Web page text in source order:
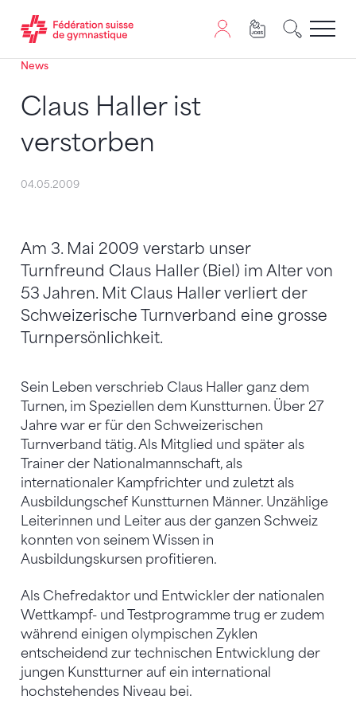
Passer au contenu
Naviguer vers le plan du siten
JavaScript est nécessaire pour naviguer sur ce site.
News
Claus Haller ist
verstorben
04.05.2009
Am 3. Mai 2009 verstarb unser
Turnfreund Claus Haller (Biel) im Alter von
53 Jahren. Mit Claus Haller verliert der
Schweizerische Turnverband eine grosse
Turnpersönlichkeit.
Sein Leben verschrieb Claus Haller ganz dem
Turnen, im Speziellen dem Kunstturnen. Über 27
Jahre war er für den Schweizerischen
Turnverband tätig. Als Mitglied und später als
Trainer der Nationalmannschaft, als
internationaler Kampfrichter und zuletzt als
Ausbildungschef Kunstturnen Männer. Unzählige
Leiterinnen und Leiter aus der ganzen Schweiz
konnten von seinem Wissen in
Ausbildungskursen profitieren.
Als Chefredaktor und Entwickler der nationalen
Wettkampf- und Testprogramme trug er zudem
während einigen olympischen Zyklen
entscheidend zur technischen Entwicklung der
jungen Kunstturner auf ein international
hochstehendes Niveau bei.